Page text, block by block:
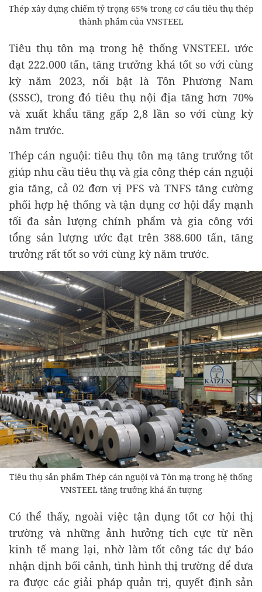
Thép xây dựng chiếm tỷ trọng 65% trong cơ cấu tiêu thụ thép
thành phẩm của VNSTEEL
Tiêu thụ tôn mạ trong hệ thống VNSTEEL ước
đạt 222.000 tấn, tăng trưởng khá tốt so với cùng
kỳ năm 2023, nổi bật là Tôn Phương Nam
(SSSC), trong đó tiêu thụ nội địa tăng hơn 70%
và xuất khẩu tăng gấp 2,8 lần so với cùng kỳ
năm trước.
Thép cán nguội: tiêu thụ tôn mạ tăng trưởng tốt
giúp nhu cầu tiêu thụ và gia công thép cán nguội
gia tăng, cả 02 đơn vị PFS và TNFS tăng cường
phối hợp hệ thống và tận dụng cơ hội đẩy mạnh
tối đa sản lượng chính phẩm và gia công với
tổng sản lượng ước đạt trên 388.600 tấn, tăng
trưởng rất tốt so với cùng kỳ năm trước.
Tiêu thụ sản phẩm Thép cán nguội và Tôn mạ trong hệ thống
VNSTEEL tăng trưởng khá ấn tượng
Có thể thấy, ngoài việc tận dụng tốt cơ hội thị
trường và những ảnh hưởng tích cực từ nền
kinh tế mang lại, nhờ làm tốt công tác dự báo
nhận định bối cảnh, tình hình thị trường để đưa
ra được các giải pháp quản trị, quyết định sản